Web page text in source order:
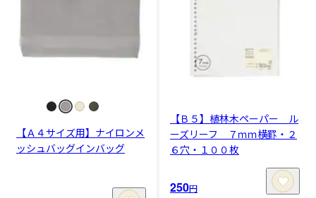
【Ａ４サイズ用】ナイロンメ
ッシュバッグインバッグ
【Ｂ５】植林木ペーパー ル
ーズリーフ ７ｍｍ横罫・２
６穴・１００枚
250円